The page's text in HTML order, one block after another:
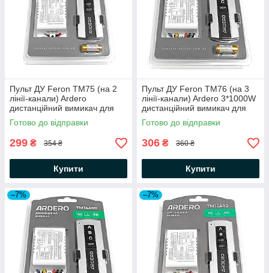
Пульт ДУ Feron TM75 (на 2
лінії-канали) Ardero
дистанційний вимикач для
люстр (1000W*2 Power)
Готово до відправки
299 ₴ 354 ₴
Купити
Пульт ДУ Feron TM76 (на 3
лінії-канали) Ardero 3*1000W
дистанційний вимикач для
люстр
Готово до відправки
306 ₴ 360 ₴
Купити
–7% –7%